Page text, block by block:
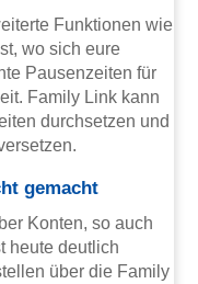
Funktionen wie
wo sich eure
Pausenzeiten für
Family Link kann
durchsetzen und
gemacht
Konten, so auch
heute deutlich
über die Family